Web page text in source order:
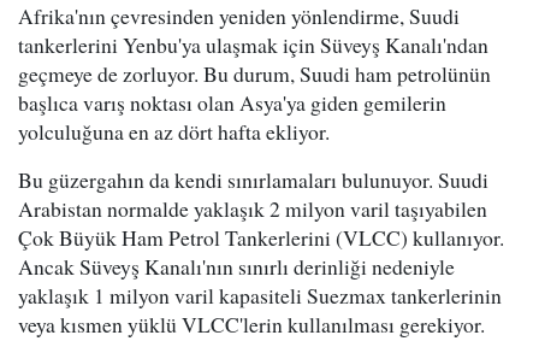
Afrika'nın çevresinden yeniden yönlendirme, Suudi
tankerlerini Yenbu'ya ulaşmak için Süveyş Kanalı'ndan
geçmeye de zorluyor. Bu durum, Suudi ham petrolünün
başlıca varış noktası olan Asya'ya giden gemilerin
yolculuğuna en az dört hafta ekliyor.
Bu güzergahın da kendi sınırlamaları bulunuyor. Suudi
Arabistan normalde yaklaşık 2 milyon varil taşıyabilen
Çok Büyük Ham Petrol Tankerlerini (VLCC) kullanıyor.
Ancak Süveyş Kanalı'nın sınırlı derinliği nedeniyle
yaklaşık 1 milyon varil kapasiteli Suezmax tankerlerinin
veya kısmen yüklü VLCC'lerin kullanılması gerekiyor.